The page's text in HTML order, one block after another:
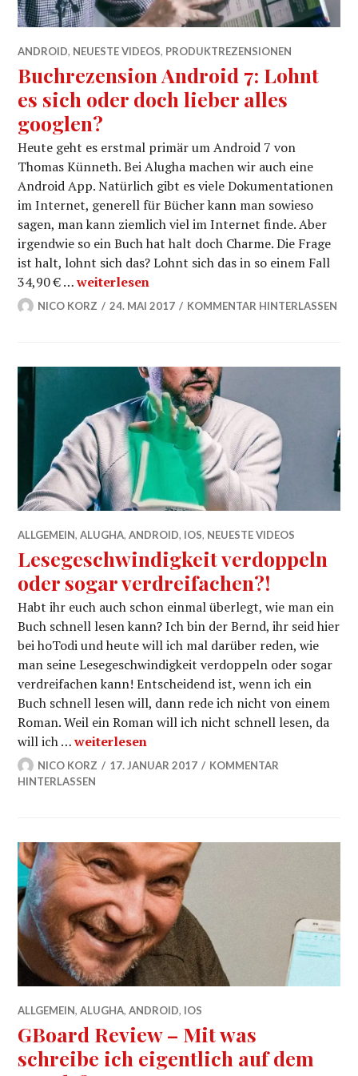
ANDROID, NEUESTE VIDEOS, PRODUKTREZENSIONEN
Buchrezension Android 7: Lohnt
es sich oder doch lieber alles
googlen?
Heute geht es erstmal primär um Android 7 von
Thomas Künneth. Bei Alugha machen wir auch eine
Android App. Natürlich gibt es viele Dokumentationen
im Internet, generell für Bücher kann man sowieso
sagen, man kann ziemlich viel im Internet finde. Aber
irgendwie so ein Buch hat halt doch Charme. Die Frage
ist halt, lohnt sich das? Lohnt sich das in so einem Fall
34,90 € …Buchrezension Android 7: Lohnt es sich
weiterlesen
NICO KORZ 24. MAI 2017 KOMMENTAR HINTERLASSEN
ALLGEMEIN,ALUGHA,ANDROID, IOS, NEUESTE VIDEOS
Lesegeschwindigkeit verdoppeln
oder sogar verdreifachen?!
Habt ihr euch auch schon einmal überlegt, wie man ein
Buch schnell lesen kann? Ich bin der Bernd, ihr seid hier
bei hoTodi und heute will ich mal darüber reden, wie
man seine Lesegeschwindigkeit verdoppeln oder sogar
verdreifachen kann! Entscheidend ist, wenn ich ein
Buch schnell lesen will, dann rede ich nicht von einem
Roman. Weil ein Roman will ich nicht schnell lesen, da
will ich …Lesegeschwindigkeit verdoppeln oder sogar
weiterlesen
NICO KORZ 17. JANUAR 2017
KOMMENTAR
HINTERLASSEN
ALLGEMEIN,ALUGHA,ANDROID, IOS
GBoard Review – Mit was
schreibe ich eigentlich auf dem